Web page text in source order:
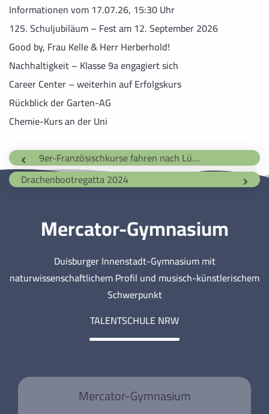
Informationen vom 17.07.26, 15:30 Uhr
125. Schuljubiläum – Fest am 12. September 2026
Good by, Frau Kelle & Herr Herberhold!
Nachhaltigkeit – Klasse 9a engagiert sich
Career Center – weiterhin auf Erfolgskurs
Rückblick der Garten-AG
Chemie-Kurs an der Uni
9er-Französischkurse fahren nach Lüttich/Liège in Belgien
Drachenbootregatta 2024
Mercator-Gymnasium
Duisburger Innenstadt-Gymnasium mit
naturwissenschaftlichem Profil und musisch-künstlerischem
Schwerpunkt
TALENTSCHULE NRW
Mercator-Gymnasium